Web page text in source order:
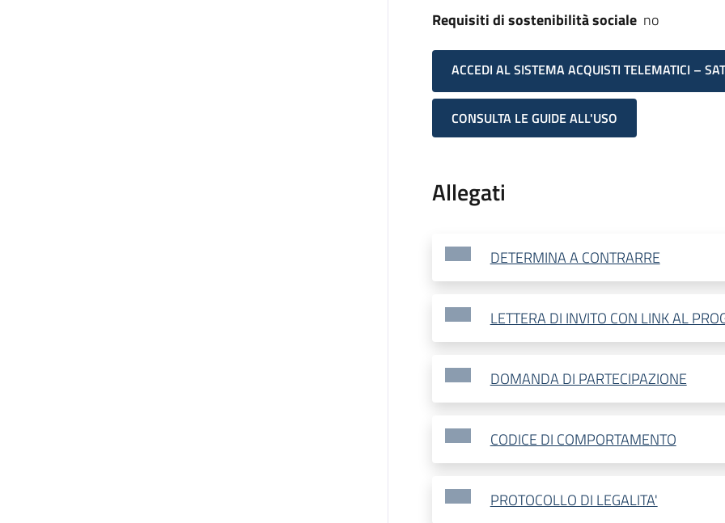
Requisiti di sostenibilità sociale no
ACCEDI AL SISTEMA ACQUISTI TELEMATICI –
CONSULTA LE GUIDE ALL'USO
Allegati
DETERMINA A CONTRARRE
LETTERA DI INVITO CON LINK AL
DOMANDA DI PARTECIPAZIONE
CODICE DI COMPORTAMENTO
PROTOCOLLO DI LEGALITA'